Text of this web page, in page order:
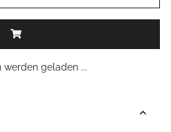
werden geladen ...